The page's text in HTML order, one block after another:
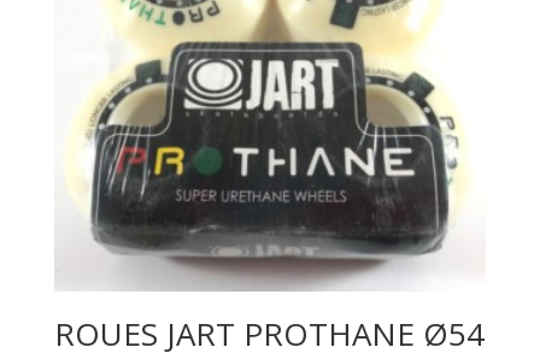
ROUES JART PROTHANE Ø54